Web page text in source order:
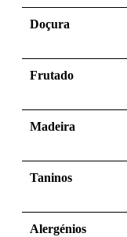
Doçura
Frutado
Madeira
Taninos
Alergénios